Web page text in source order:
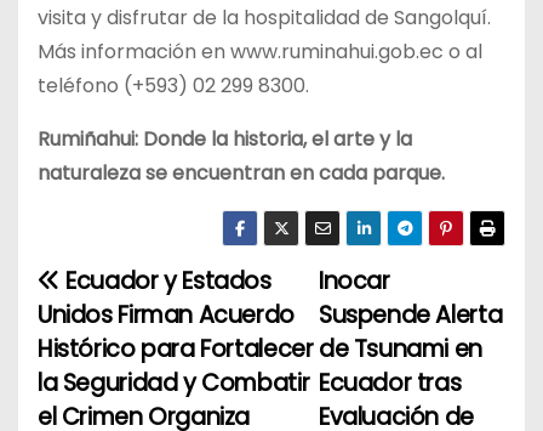
visita y disfrutar de la hospitalidad de Sangolquí.
Más información en www.ruminahui.gob.ec o al
teléfono (+593) 02 299 8300.
Rumiñahui: Donde la historia, el arte y la
naturaleza se encuentran en cada parque.
N
a
v
Inocar
Suspende Alerta
de Tsunami en
Ecuador tras
Evaluación de
Ecuador y Estados
Unidos Firman Acuerdo
Histórico para Fortalecer
la Seguridad y Combatir
el Crimen Organiza